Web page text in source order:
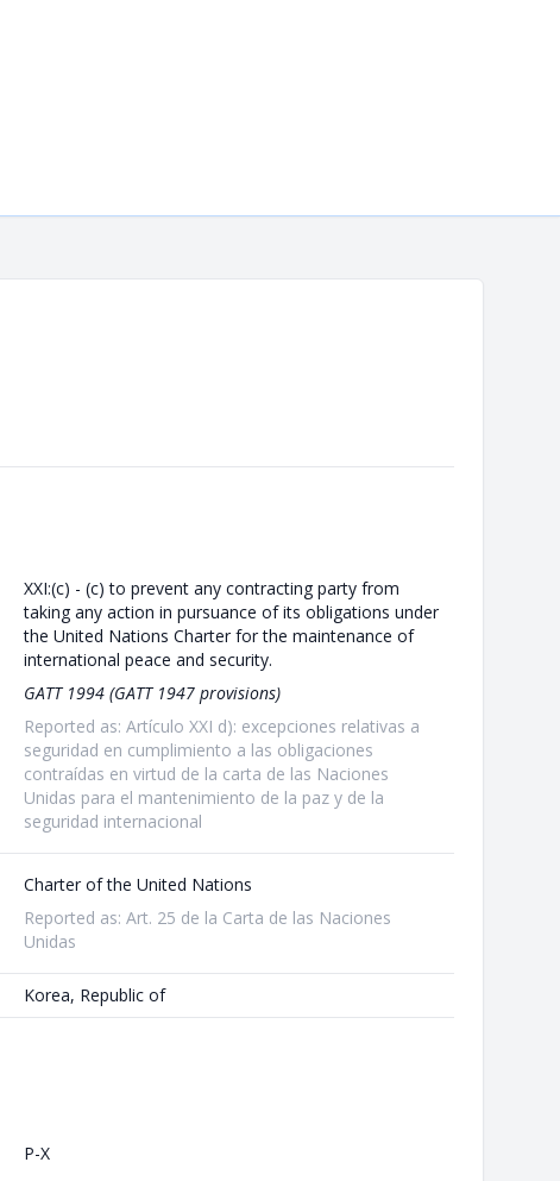
XXI:(c) - (c) to prevent any contracting party from
taking any action in pursuance of its obligations under
the United Nations Charter for the maintenance of
international peace and security.
GATT 1994 (GATT 1947 provisions)
Reported as: Artículo XXI d): excepciones relativas a
seguridad en cumplimiento a las obligaciones
contraídas en virtud de la carta de las Naciones
Unidas para el mantenimiento de la paz y de la
seguridad internacional
Charter of the United Nations
Reported as: Art. 25 de la Carta de las Naciones
Unidas
Korea, Republic of
P-X